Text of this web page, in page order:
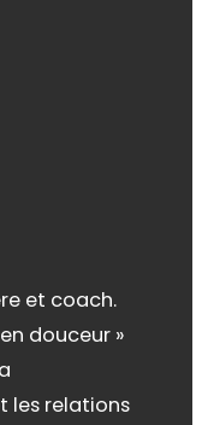
et coach.
douceur »
les relations